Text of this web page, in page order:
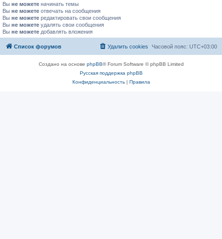
Вы не можете начинать темы
Вы не можете отвечать на сообщения
Вы не можете редактировать свои сообщения
Вы не можете удалять свои сообщения
Вы не можете добавлять вложения
Список форумов Часовой пояс: UTC+03:00
Удалить cookies
Создано на основе phpBB® Forum Software © phpBB Limited
Русская поддержка phpBB
Конфиденциальность| Правила